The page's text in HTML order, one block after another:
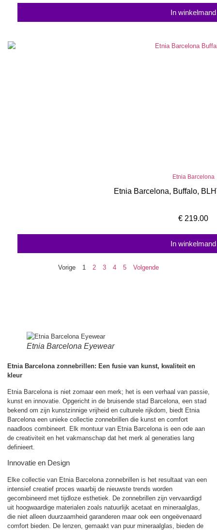
In winkelmand
Etnia Barcelona
Etnia Barcelona, Buffalo,
€ 219.00
In winkelmand
Vorige 1 2 3 4 5 Volgende
Etnia Barcelona Eyewear
Etnia Barcelona zonnebrillen: Een fusie van kunst, kwaliteit en
kleur
Etnia Barcelona is niet zomaar een merk; het is een verhaal van passie,
kunst en innovatie. Opgericht in de bruisende stad Barcelona, een stad
bekend om zijn kunstzinnige vrijheid en culturele rijkdom, biedt Etnia
Barcelona een unieke collectie zonnebrillen die kunst en comfort
naadloos combineert. Elk montuur van Etnia Barcelona is een ode aan
de creativiteit en het vakmanschap dat het merk al generaties lang
definieert.
Innovatie en Design
Elke collectie van Etnia Barcelona zonnebrillen is het resultaat van een
intensief creatief proces waarbij de nieuwste trends worden
gecombineerd met tijdloze esthetiek. De zonnebrillen zijn vervaardigd
uit hoogwaardige materialen zoals natuurlijk acetaat en mineraalglas,
die niet alleen duurzaamheid garanderen maar ook een ongeëvenaard
comfort bieden. De lenzen, gemaakt van puur mineraalglas, bieden de